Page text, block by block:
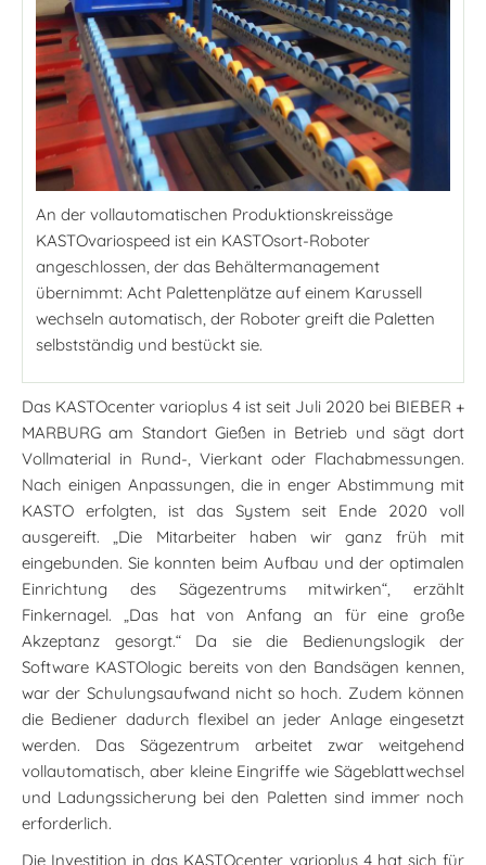
An der vollautomatischen Produktionskreissäge
KASTOvariospeed ist ein KASTOsort-Roboter
angeschlossen, der das Behältermanagement
übernimmt: Acht Palettenplätze auf einem Karussell
wechseln automatisch, der Roboter greift die Paletten
selbstständig und bestückt sie.
Das KASTOcenter varioplus 4 ist seit Juli 2020 bei BIEBER +
MARBURG am Standort Gießen in Betrieb und sägt dort
Vollmaterial in Rund-, Vierkant oder Flachabmessungen.
Nach einigen Anpassungen, die in enger Abstimmung mit
KASTO erfolgten, ist das System seit Ende 2020 voll
ausgereift. „Die Mitarbeiter haben wir ganz früh mit
eingebunden. Sie konnten beim Aufbau und der optimalen
Einrichtung des Sägezentrums mitwirken“, erzählt
Finkernagel. „Das hat von Anfang an für eine große
Akzeptanz gesorgt.“ Da sie die Bedienungslogik der
Software KASTOlogic bereits von den Bandsägen kennen,
war der Schulungsaufwand nicht so hoch. Zudem können
die Bediener dadurch flexibel an jeder Anlage eingesetzt
werden. Das Sägezentrum arbeitet zwar weitgehend
vollautomatisch, aber kleine Eingriffe wie Sägeblattwechsel
und Ladungssicherung bei den Paletten sind immer noch
erforderlich.
Die Investition in das KASTOcenter varioplus 4 hat sich für